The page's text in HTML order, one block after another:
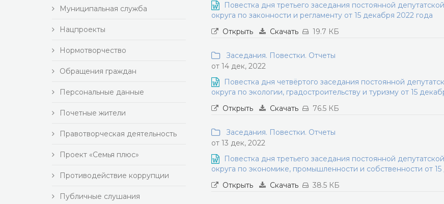
Муниципальная служба
Нацпроекты
Нормотворчество
Обращения граждан
Персональные данные
Почетные жители
Правотворческая деятельность
Проект «Семья плюс»
Противодействие коррупции
Публичные слушания
Повестка дня третьего заседания постоянной
округа по законности и регламенту от 15 декабря 2022 года
Открыть
Скачать 19.7 КБ
Заседания. Повестки. Отчеты
от 14 дек, 2022
Повестка дня четвёртого заседания постоянной
округа по экологии, градостроительству и туризму от 15
Открыть
Скачать 76.5 КБ
Заседания. Повестки. Отчеты
от 13 дек, 2022
Повестка дня третьего заседания постоянной
округа по экономике, промышленности и собственности от
Открыть
Скачать 38.5 КБ